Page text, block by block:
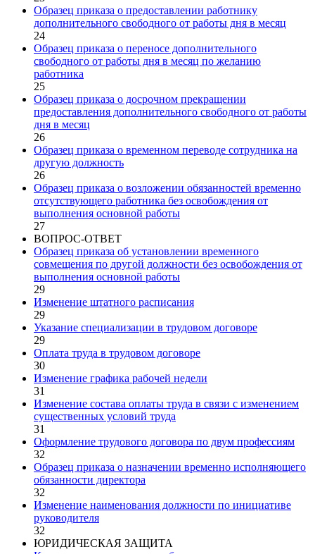
Образец приказа о предоставлении работнику
дополнительного свободного от работы дня в месяц
24
Образец приказа о переносе дополнительного
свободного от работы дня в месяц по желанию
работника
25
Образец приказа о досрочном прекращении
предоставления дополнительного свободного от работы
дня в месяц
26
Образец приказа о временном переводе сотрудника на
другую должность
26
Образец приказа о возложении обязанностей временно
отсутствующего работника без освобождения от
выполнения основной работы
27
ВОПРОС-ОТВЕТ
Образец приказа об установлении временного
совмещения по другой должности без освобождения от
выполнения основной работы
29
Изменение штатного расписания
29
Указание специализации в трудовом договоре
29
Оплата труда в трудовом договоре
30
Изменение графика рабочей недели
31
Изменение состава оплаты труда в связи с изменением
существенных условий труда
31
Оформление трудового договора по двум профессиям
32
Образец приказа о назначении временно исполняющего
обязанности директора
32
Изменение наименования должности по инициативе
руководителя
32
ЮРИДИЧЕСКАЯ ЗАЩИТА